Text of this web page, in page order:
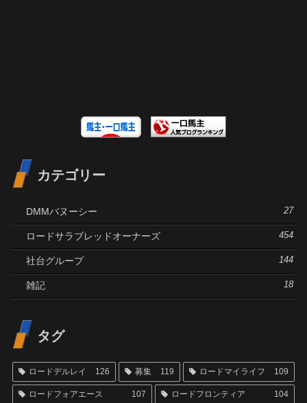
カテゴリー
DMMバヌーシー 27
ロードサラブレッドオーナーズ 454
社台グループ 144
雑記 18
タグ
ロードデルレイ 126 募集 119 ロードマイライフ 109
ロードフォアエース 107 ロードフロンティア 104